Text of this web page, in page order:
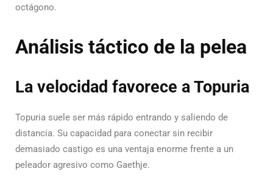
octágono.
Análisis táctico de la pelea
La velocidad favorece a Topuria
Topuria suele ser más rápido entrando y saliendo de
distancia. Su capacidad para conectar sin recibir
demasiado castigo es una ventaja enorme frente a un
peleador agresivo como Gaethje.